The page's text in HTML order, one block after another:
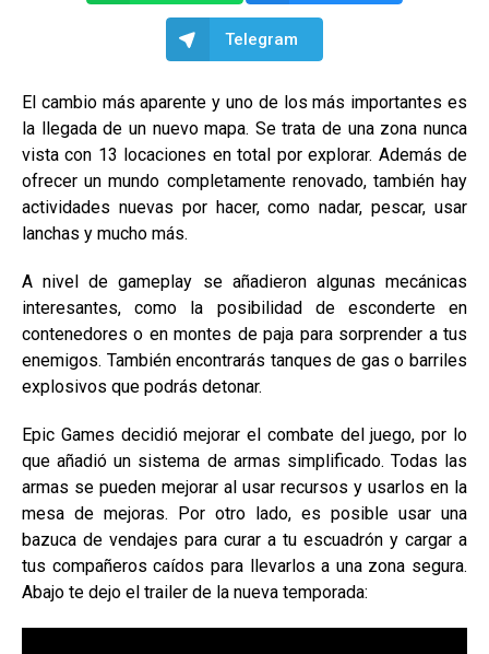
Telegram
El cambio más aparente y uno de los más importantes es
la llegada de un nuevo mapa. Se trata de una zona nunca
vista con 13 locaciones en total por explorar. Además de
ofrecer un mundo completamente renovado, también hay
actividades nuevas por hacer, como nadar, pescar, usar
lanchas y mucho más.
A nivel de gameplay se añadieron algunas mecánicas
interesantes, como la posibilidad de esconderte en
contenedores o en montes de paja para sorprender a tus
enemigos. También encontrarás tanques de gas o barriles
explosivos que podrás detonar.
Epic Games decidió mejorar el combate del juego, por lo
que añadió un sistema de armas simplificado. Todas las
armas se pueden mejorar al usar recursos y usarlos en la
mesa de mejoras. Por otro lado, es posible usar una
bazuca de vendajes para curar a tu escuadrón y cargar a
tus compañeros caídos para llevarlos a una zona segura.
Abajo te dejo el trailer de la nueva temporada: